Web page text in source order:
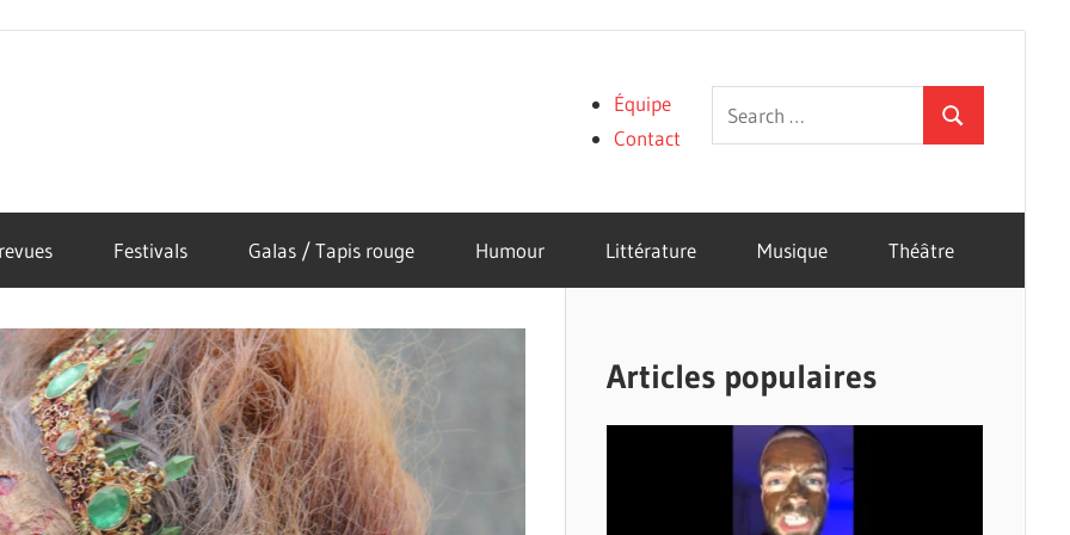
Search
for:
Search
Équipe
Contact
Festivals Galas / Tapis rouge Humour Littérature Musique Théâtre
Articles populaires